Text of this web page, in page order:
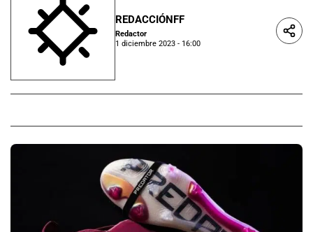
REDACCIÓNFF
Redactor
1 diciembre 2023 - 16:00